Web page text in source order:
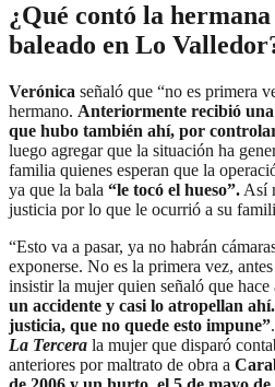
¿Qué contó la
baleado en Lo
Verónica señaló que “no es primera
hermano. Anteriormente recibió
que hubo también ahí, por
luego agregar que la situación ha
familia quienes esperan que la
ya que la bala “le tocó el hueso”. Así
justicia por lo que le ocurrió a su
“Esto va a pasar, ya no habrán
exponerse. No es la primera vez,
insistir la mujer quien señaló que
un accidente y casi lo atropellan
justicia, que no quede esto impune”
La Tercera la mujer que disparó
anteriores por maltrato de obra a